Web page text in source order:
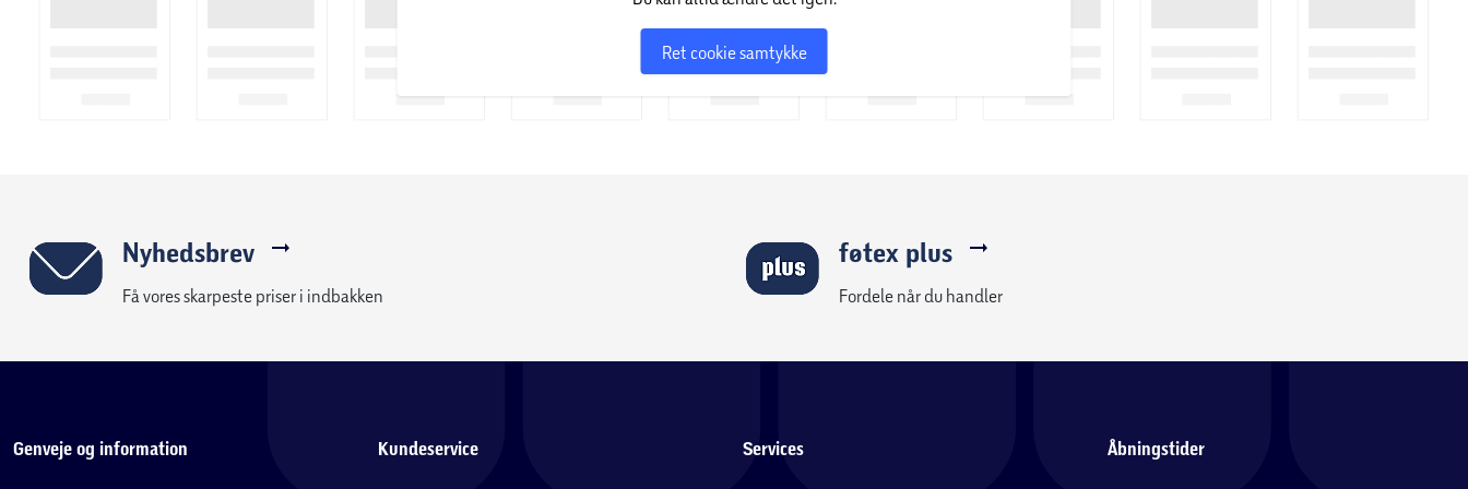
Ret cookie samtykke
Nyhedsbrev
Få vores skarpeste priser i indbakken
føtex plus
Fordele når du handler
Genveje og information Kundeservice Services Åbningstider